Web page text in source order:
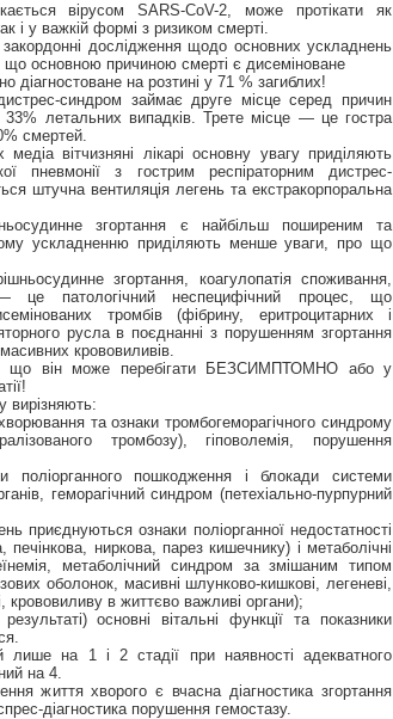
вірусом SARS-CoV-2, може протікати як
і у важкій формі з ризиком смерті.
дослідження щодо основних ускладнень
що основною причиною смерті є дисеміноване
діагностоване на розтині у 71 % загиблих!
синдром займає друге місце серед причин
летальних випадків. Трете місце — це гостра
смертей.
вітчизняні лікарі основну увагу приділяють
пневмонії з гострим респіраторним дистрес-
штучна вентиляція легень та екстракорпоральна
згортання є найбільш поширеним та
ускладненню приділяють менше уваги, про що
згортання, коагулопатія споживання,
— це патологічний неспецифічний процес, що
тромбів (фібрину, еритроцитарних і
русла в поєднанні з порушенням згортання
крововиливів.
що він може перебігати БЕЗСИМПТОМНО або у
вирізняють:
та ознаки тромбогеморагічного синдрому
тромбозу), гіповолемія, порушення
поліорганного пошкодження і блокади системи
геморагічний синдром (петехіально-пурпурний
приєднуються ознаки поліорганної недостатності
ниркова, парез кишечнику) і метаболічні
метаболічний синдром за змішаним типом
оболонок, масивні шлунково-кишкові, легеневі,
крововиливу в життєво важливі органи);
основні вітальні функції та показники
лише на 1 і 2 стадії при наявності адекватного
на 4.
життя хворого є вчасна діагностика згортання
діагностика порушення гемостазу.